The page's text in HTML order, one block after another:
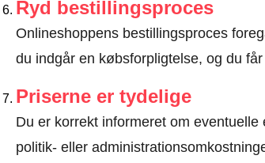
Ryd bestillingsproces
Onlineshoppens bestillingsproces
du indgår en købsforpligtelse, og du
Priserne er tydelige
Du er korrekt informeret om
politik- eller